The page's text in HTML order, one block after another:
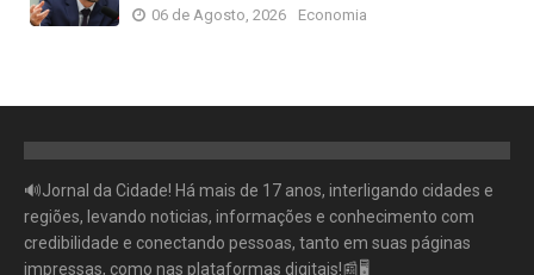
06 de Agosto, 2026 Economia
🔊Jornal da Cidade! Há mais de 17 anos, interligando cidades e
regiões, levando noticias, informações e conhecimento com
credibilidade e conectando pessoas, tanto em suas páginas
impressas, como nas plataformas digitais!📰🖥